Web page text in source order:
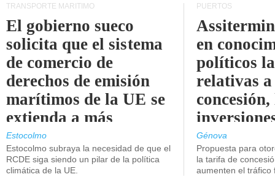
TRANSPORTE MARÍTIMO
El gobierno sueco
solicita que el sistema
de comercio de
derechos de emisión
marítimos de la UE se
extienda a más
buques.
Estocolmo
Estocolmo subraya la necesidad de que el
RCDE siga siendo un pilar de la política
climática de la UE.
PUERTOS
en
políticos
relativas a
concesión,
Génova
Propuesta para
la tarifa de
aumenten el tráfico